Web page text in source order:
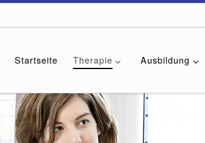
Startseite Therapie Ausbildung